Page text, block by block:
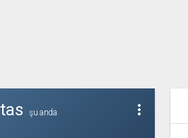
more_vert
şu anda